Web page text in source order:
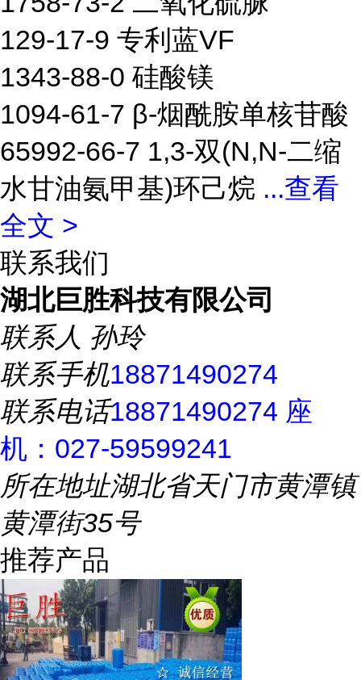
129-17-9 专利蓝VF
1343-88-0 硅酸镁
1094-61-7 β-烟酰胺单核苷酸
65992-66-7 1,3-双(N,N-二缩
水甘油氨甲基)环己烷 ...查看
全文 >
联系我们
湖北巨胜科技有限公司
联系人 孙玲
联系手机18871490274
联系电话18871490274 座
机：027-59599241
所在地址湖北省天门市黄潭镇
黄潭街35号
推荐产品